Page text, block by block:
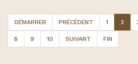
DÉMARRER PRÉCÉDENT 1 2
8 9 10 SUIVANT FIN